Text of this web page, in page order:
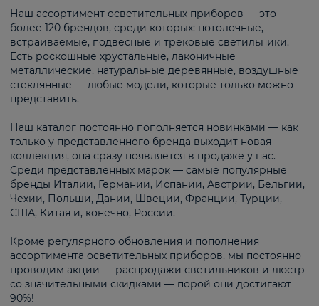
Наш ассортимент осветительных приборов — это
более 120 брендов, среди которых: потолочные,
встраиваемые, подвесные и трековые светильники.
Есть роскошные хрустальные, лаконичные
металлические, натуральные деревянные, воздушные
стеклянные — любые модели, которые только можно
представить.
Наш каталог постоянно пополняется новинками — как
только у представленного бренда выходит новая
коллекция, она сразу появляется в продаже у нас.
Среди представленных марок — самые популярные
бренды Италии, Германии, Испании, Австрии, Бельгии,
Чехии, Польши, Дании, Швеции, Франции, Турции,
США, Китая и, конечно, России.
Кроме регулярного обновления и пополнения
ассортимента осветительных приборов, мы постоянно
проводим акции — распродажи светильников и люстр
со значительными скидками — порой они достигают
90%!